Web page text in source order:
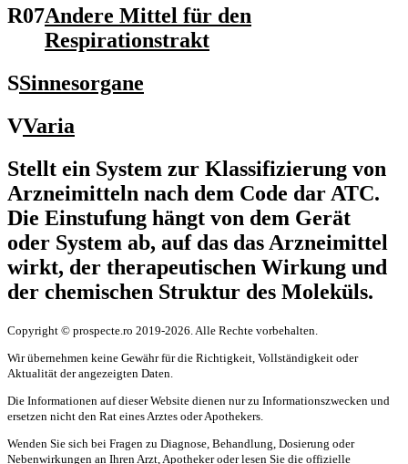
R07Andere Mittel für den
Respirationstrakt
SSinnesorgane
VVaria
Stellt ein System zur Klassifizierung von
Arzneimitteln nach dem Code dar ATC.
Die Einstufung hängt von dem Gerät
oder System ab, auf das das Arzneimittel
wirkt, der therapeutischen Wirkung und
der chemischen Struktur des Moleküls.
Copyright © prospecte.ro 2019-2026. Alle Rechte vorbehalten.
Wir übernehmen keine Gewähr für die Richtigkeit, Vollständigkeit oder
Aktualität der angezeigten Daten.
Die Informationen auf dieser Website dienen nur zu Informationszwecken und
ersetzen nicht den Rat eines Arztes oder Apothekers.
Wenden Sie sich bei Fragen zu Diagnose, Behandlung, Dosierung oder
Nebenwirkungen an Ihren Arzt, Apotheker oder lesen Sie die offizielle